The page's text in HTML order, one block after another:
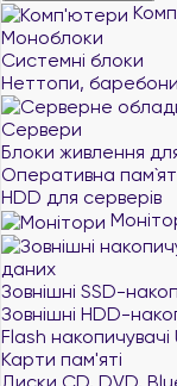
Моноблоки
Системні блоки
Неттопи,
Сервери
Блоки живлення
Оперативна
HDD для серверів
даних
Зовнішні SSD-
Зовнішні HDD-
Flash накопичувачі
Карти пам'яті